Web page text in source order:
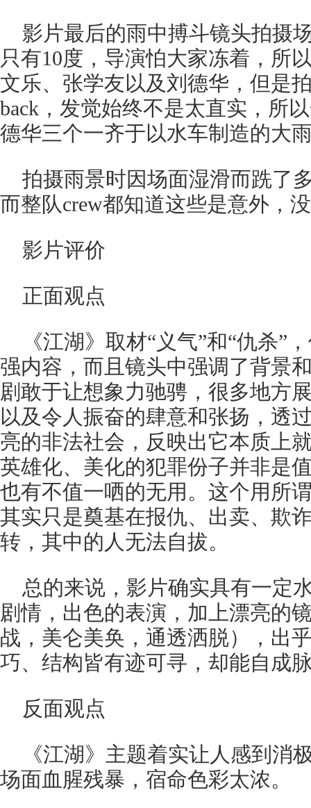
影片最后的雨中搏斗镜头拍摄
只有10度，导演怕大家冻着，所
文乐、张学友以及刘德华，但是
back，发觉始终不是太直实，所
德华三个一齐于以水车制造的大
拍摄雨景时因场面湿滑而跣了
而整队crew都知道这些是意外，
影片评价
正面观点
《江湖》取材“义气”和“仇杀”
强内容，而且镜头中强调了背景
剧敢于让想象力驰骋，很多地方
以及令人振奋的肆意和张扬，透
亮的非法社会，反映出它本质上
英雄化、美化的犯罪份子并非是
也有不值一哂的无用。这个用所
其实只是奠基在报仇、出卖、欺
转，其中的人无法自拔。
总的来说，影片确实具有一定
剧情，出色的表演，加上漂亮的
战，美仑美奂，通透洒脱），出
巧、结构皆有迹可寻，却能自成
反面观点
《江湖》主题着实让人感到消
场面血腥残暴，宿命色彩太浓。